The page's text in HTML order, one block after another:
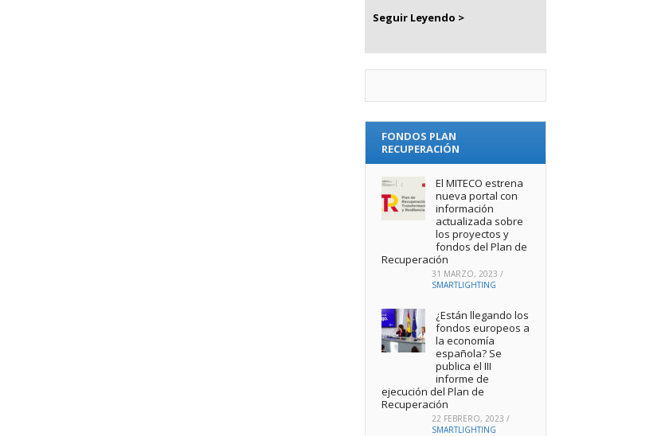
Seguir Leyendo >
FONDOS PLAN
RECUPERACIÓN
El MITECO estrena
nueva portal con
información
actualizada sobre
los proyectos y
fondos del Plan de
Recuperación
31 MARZO, 2023 /
SMARTLIGHTING
¿Están llegando los
fondos europeos a
la economía
española? Se
publica el III
informe de
ejecución del Plan de
Recuperación
22 FEBRERO, 2023 /
SMARTLIGHTING